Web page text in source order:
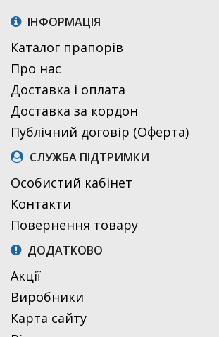
ІНФОРМАЦІЯ
Каталог прапорів
Про нас
Доставка і оплата
Доставка за кордон
Публічний договір (Оферта)
СЛУЖБА ПІДТРИМКИ
Особистий кабінет
Контакти
Повернення товару
ДОДАТКОВО
Акції
Виробники
Карта сайту